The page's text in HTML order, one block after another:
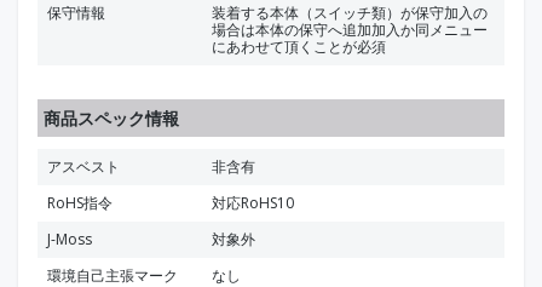
保守情報
装着する本体（スイッチ類）が保守加入の
場合は本体の保守へ追加加入か同メニュー
にあわせて頂くことが必須
商品スペック情報
アスベスト
非含有
RoHS指令
対応RoHS10
J-Moss
対象外
環境自己主張マーク
なし